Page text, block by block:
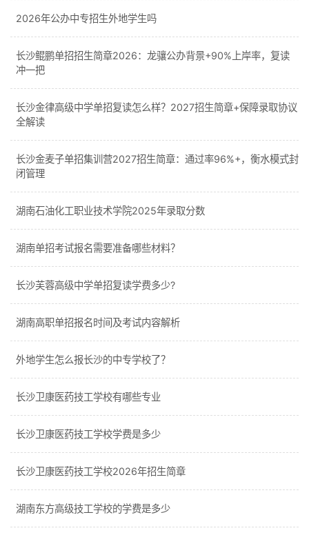
2026年公办中专招生外地学生吗
长沙鲲鹏单招招生简章2026：龙骧公办背景+90%上岸率，复读
冲一把
长沙金律高级中学单招复读怎么样？2027招生简章+保障录取协议
全解读
长沙金麦子单招集训营2027招生简章：通过率96%+，衡水模式封
闭管理
湖南石油化工职业技术学院2025年录取分数
湖南单招考试报名需要准备哪些材料？
长沙芙蓉高级中学单招复读学费多少?
湖南高职单招报名时间及考试内容解析
外地学生怎么报长沙的中专学校了？
长沙卫康医药技工学校有哪些专业
长沙卫康医药技工学校学费是多少
长沙卫康医药技工学校2026年招生简章
湖南东方高级技工学校的学费是多少